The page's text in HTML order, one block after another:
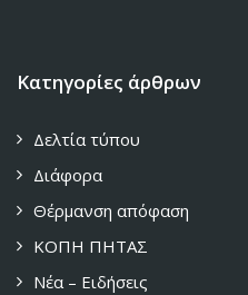
Κατηγορίες άρθρων
Δελτία τύπου
Διάφορα
Θέρμανση απόφαση
ΚΟΠΗ ΠΗΤΑΣ
Νέα – Ειδήσεις